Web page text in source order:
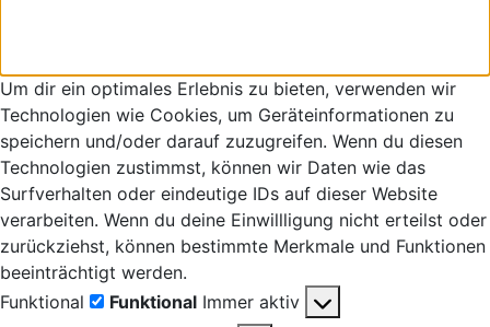
Um dir ein optimales Erlebnis zu bieten, verwenden wir
Technologien wie Cookies, um Geräteinformationen zu
speichern und/oder darauf zuzugreifen. Wenn du diesen
Technologien zustimmst, können wir Daten wie das
Surfverhalten oder eindeutige IDs auf dieser Website
verarbeiten. Wenn du deine Einwillligung nicht erteilst oder
zurückziehst, können bestimmte Merkmale und Funktionen
beeinträchtigt werden.
Funktional
Funktional Immer aktiv